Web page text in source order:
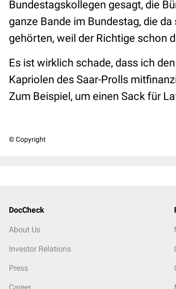
Bundestagskollegen gesagt, die
ganze Bande im Bundestag, die
gehörten, weil der Richtige schon
Es ist wirklich schade, dass ich
Kapriolen des Saar-Prolls
Zum Beispiel, um einen Sack für
© Copyright
DocCheck
About Us
Investor Relations
Press